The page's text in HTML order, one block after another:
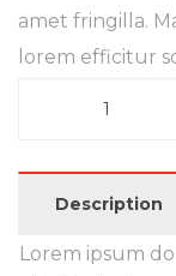
amet fringilla.
lorem efficitur
Description
Lorem ipsum